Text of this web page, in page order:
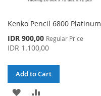
Kenko Pencil 6800 Platinum
Special
Price
IDR 900,00 Regular Price
IDR 1.100,00
Add to Cart
ADD